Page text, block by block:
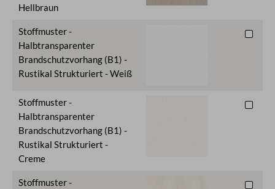
Hellbraun
Stoffmuster -
Halbtransparenter
Brandschutzvorhang (B1) -
Rustikal Strukturiert - Weiß
Stoffmuster -
Halbtransparenter
Brandschutzvorhang (B1) -
Rustikal Strukturiert -
Creme
Stoffmuster -